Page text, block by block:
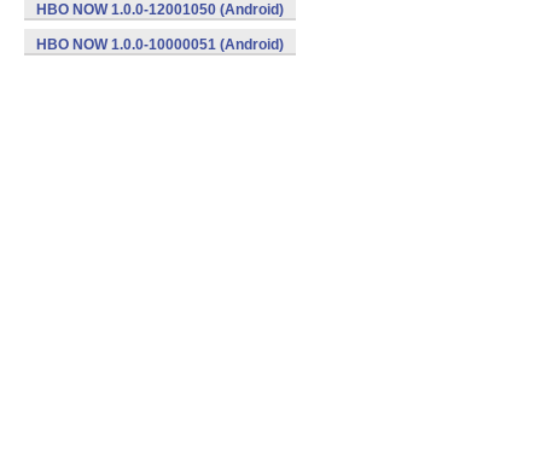
HBO NOW 1.0.0-12001050 (Android)
HBO NOW 1.0.0-10000051 (Android)